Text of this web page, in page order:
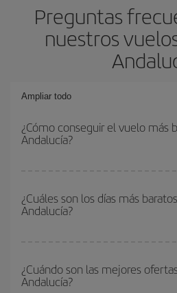
Preguntas
nuestros
Ampliar todo
¿Cómo conseguir el vuelo más
Andalucía?
barato si evitas temporadas altas,
puedes ser flexible con las fechas y
¿Cuáles son los días más
Andalucía?
que empezar una consulta en nuestro
baratos . Dinos desde dónde vuelas, a
¿Cuándo son las mejores
Andalucía?